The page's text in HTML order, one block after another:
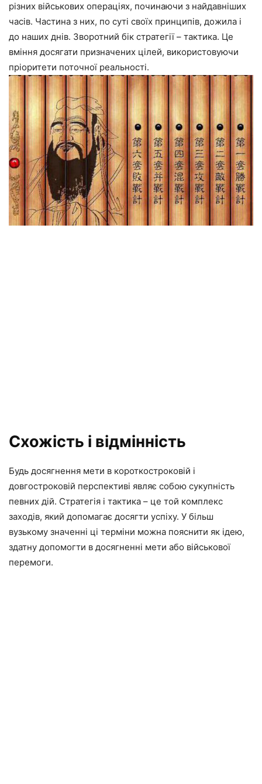
різних військових операціях, починаючи з найдавніших
часів. Частина з них, по суті своїх принципів, дожила і
до наших днів. Зворотний бік стратегії – тактика. Це
вміння досягати призначених цілей, використовуючи
пріоритети поточної реальності.
Схожість і відмінність
Будь досягнення мети в короткостроковій і
довгостроковій перспективі являє собою сукупність
певних дій. Стратегія і тактика – це той комплекс
заходів, який допомагає досягти успіху. У більш
вузькому значенні ці терміни можна пояснити як ідею,
здатну допомогти в досягненні мети або військової
перемоги.